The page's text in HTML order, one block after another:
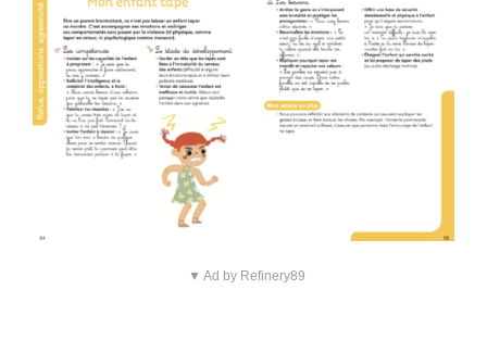
▼ Ad by Refinery89